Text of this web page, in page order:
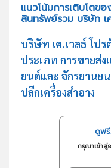
แนวโน้มการเติบโตข
สินทรัพย์รวม บริษัท เ
บริษัท เค.เวลธ์ โป
ประเภท การขายส่
ยนต์และ จักรยานย
ปลีกเครื่องสำอาง
ดูฟรี
กรุณาเข้าสู่